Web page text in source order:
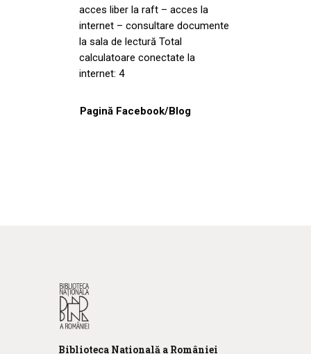
acces liber la raft – acces la
internet – consultare documente
la sala de lectură Total
calculatoare conectate la
internet: 4
Pagină Facebook/Blog
Biblioteca Națională a României